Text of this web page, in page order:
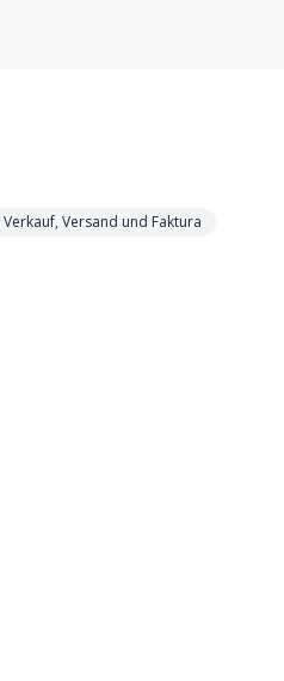
Versand und Faktura